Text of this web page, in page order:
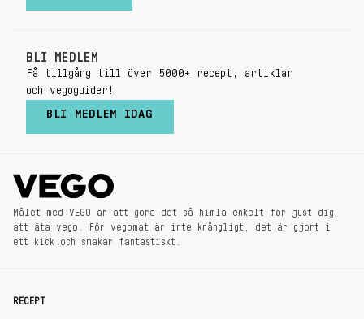
BLI MEDLEM
Få tillgång till över 5000+ recept, artiklar
och vegoguider!
BLI MEDLEM IDAG
Målet med VEGO är att göra det så himla enkelt för just dig
att äta vego. För vegomat är inte krångligt, det är gjort i
ett kick och smakar fantastiskt.
RECEPT